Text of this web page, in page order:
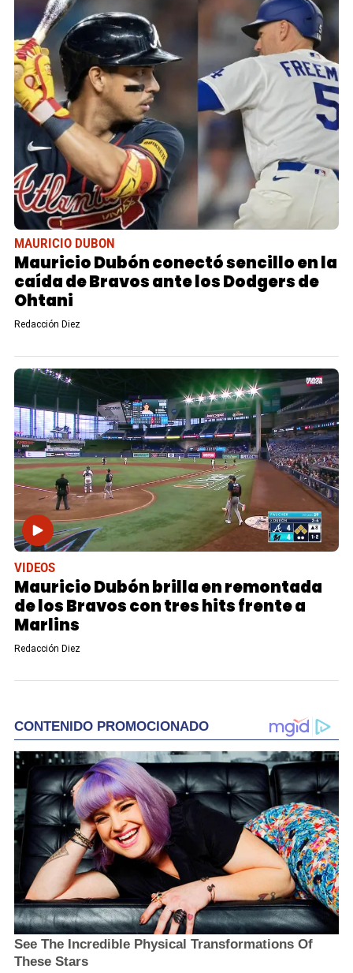
MAURICIO DUBON
Mauricio Dubón conectó sencillo en la
caída de Bravos ante los Dodgers de
Ohtani
Redacción Diez
VIDEOS
Mauricio Dubón brilla en remontada
de los Bravos con tres hits frente a
Marlins
Redacción Diez